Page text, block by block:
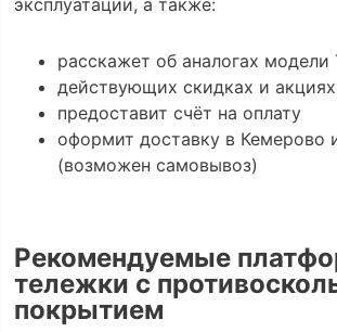
расскажет об аналогах
действующих скидках и акциях
предоставит счёт на оплату
оформит доставку в Кемерово
(возможен самовывоз)
Рекомендуемые
тележки с
покрытием